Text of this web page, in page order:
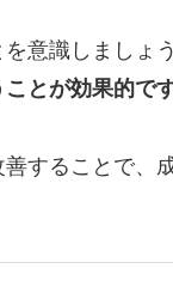
意識しましょ
とが効果的です
することで、